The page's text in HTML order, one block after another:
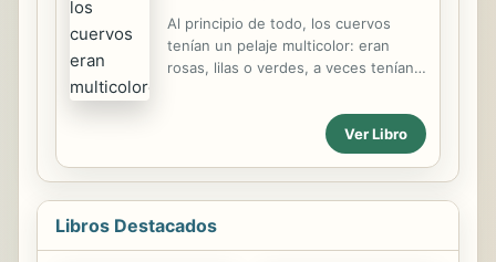
desigualdad, la rudeza, la soledad, el
sinsentido# Ospina busca los
orígenes de semejante precipicio, lo
describe, lo deplora, pero al tiempo
camino hacia una recuperación de
los valores perdidos y...
Al principio de todo, los cuervos
tenían un pelaje multicolor: eran
rosas, lilas o verdes, a veces tenían
familias. Los cuervos vivían juntos y
felices, pero un día un muñeco de
nieve hizo una pregunta fatídica:
"¿Cómo
Ver Libro
Libros Destacados